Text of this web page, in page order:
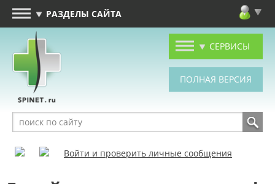
РАЗДЕЛЫ САЙТА
СЕРВИСЫ
Войти и проверить личные сообщения